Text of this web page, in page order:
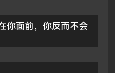
你面前，你反而不会